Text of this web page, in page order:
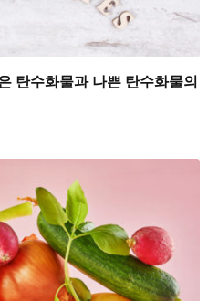
탄수화물과 나쁜 탄수화물의